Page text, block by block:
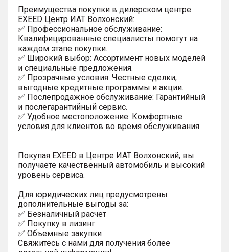
Преимущества покупки в дилерском центре
EXEED Центр ИАТ Волхонский:
✅ Профессиональное обслуживание:
Квалифицированные специалисты помогут на
каждом этапе покупки.
✅ Широкий выбор: Ассортимент новых моделей
и специальные предложения.
✅ Прозрачные условия: Честные сделки,
выгодные кредитные программы и акции.
✅ Послепродажное обслуживание: Гарантийный
и послегарантийный сервис.
✅ Удобное местоположение: Комфортные
условия для клиентов во время обслуживания.
Покупая EXEED в Центре ИАТ Волхонский, вы
получаете качественный автомобиль и высокий
уровень сервиса.
Для юридических лиц предусмотрены
дополнительные выгоды за:
✅ Безналичный расчет
✅ Покупку в лизинг
✅ Объемные закупки
Свяжитесь с нами для получения более